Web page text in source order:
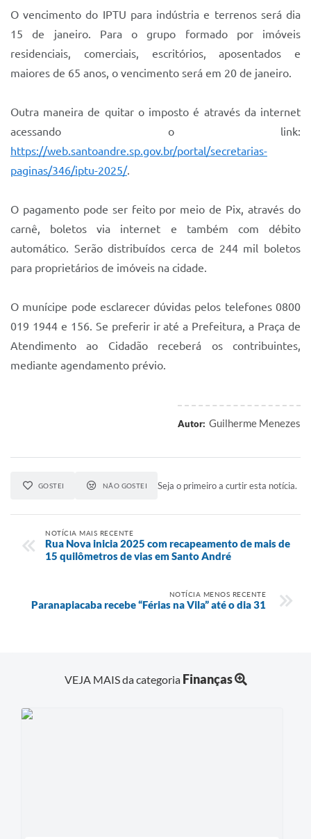
O vencimento do IPTU para indústria e terrenos será dia
15 de janeiro. Para o grupo formado por imóveis
residenciais, comerciais, escritórios, aposentados e
maiores de 65 anos, o vencimento será em 20 de janeiro.
Outra maneira de quitar o imposto é através da internet
acessando o link:
https://web.santoandre.sp.gov.br/portal/secretarias-
paginas/346/iptu-2025/.
O pagamento pode ser feito por meio de Pix, através do
carnê, boletos via internet e também com débito
automático. Serão distribuídos cerca de 244 mil boletos
para proprietários de imóveis na cidade.
O munícipe pode esclarecer dúvidas pelos telefones 0800
019 1944 e 156. Se preferir ir até a Prefeitura, a Praça de
Atendimento ao Cidadão receberá os contribuintes,
mediante agendamento prévio.
Autor: Guilherme Menezes
GOSTEI NÃO GOSTEI Seja o primeiro a curtir esta notícia.
NOTÍCIA MAIS RECENTE
Rua Nova inicia 2025 com recapeamento de mais de
15 quilômetros de vias em Santo André
NOTÍCIA MENOS RECENTE
Paranapiacaba recebe “Férias na Vila” até o dia 31
VEJA MAIS da categoria Finanças